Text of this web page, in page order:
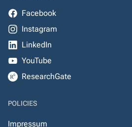
Facebook
Instagram
LinkedIn
YouTube
ResearchGate
POLICIES
Impressum